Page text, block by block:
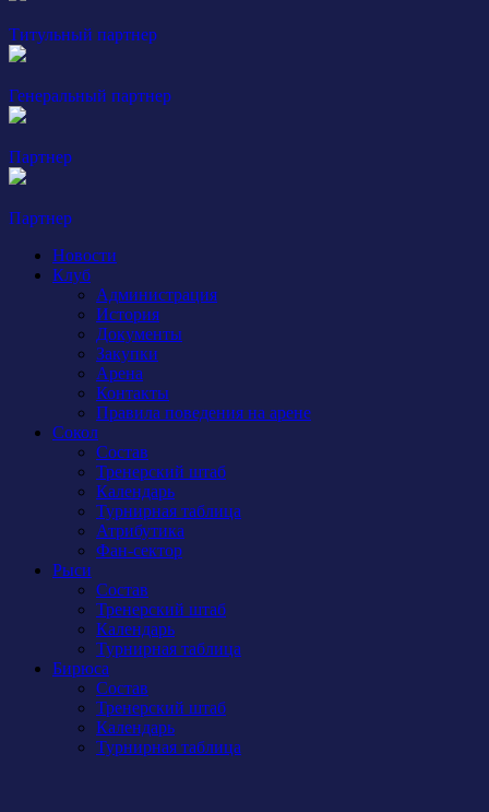
Титульный партнер
Генеральный партнер
Партнер
Партнер
Новости
Клуб
Администрация
История
Документы
Закупки
Арена
Контакты
Правила поведения на арене
Сокол
Состав
Тренерский штаб
Календарь
Турнирная таблица
Атрибутика
Фан-сектор
Рыси
Состав
Тренерский штаб
Календарь
Турнирная таблица
Бирюса
Состав
Тренерский штаб
Календарь
Турнирная таблица